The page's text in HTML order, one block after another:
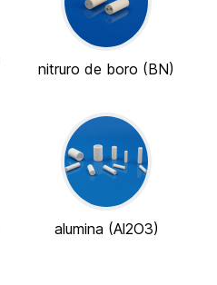
nitruro de boro (BN)
alumina (Al2O3)